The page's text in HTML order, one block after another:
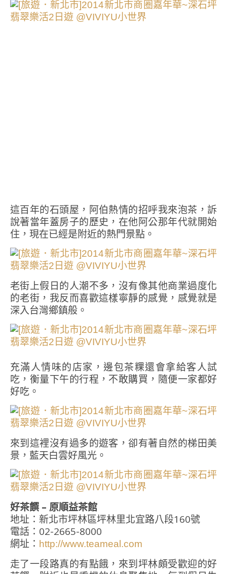
這百年的石頭屋，阿伯熱情的招呼我來泡茶，訴
說著當年蓋房子的歷史，在他阿公那年代就開始
住，現在已經是附近的熱門景點。
老街上假日的人潮不多，沒有像其他商業過度化
的老街，我反而喜歡這樣寧靜的感覺，感覺就是
深入台灣鄉鎮般。
充滿人情味的店家，邊包茶粿還會拿給客人試
吃，衡量下午的行程，不敢購買，隨便一家都好
好吃。
來到這裡沒有過多的遊客，卻有著自然的梯田美
景，藍天白雲好風光。
好茶饌 – 原順益茶館
地址：新北市坪林區坪林里北宜路八段160號
電話：02-2665-8000
網址： http://www.teameal.com
走了一段路真的有點餓，來到坪林頗受歡迎的好